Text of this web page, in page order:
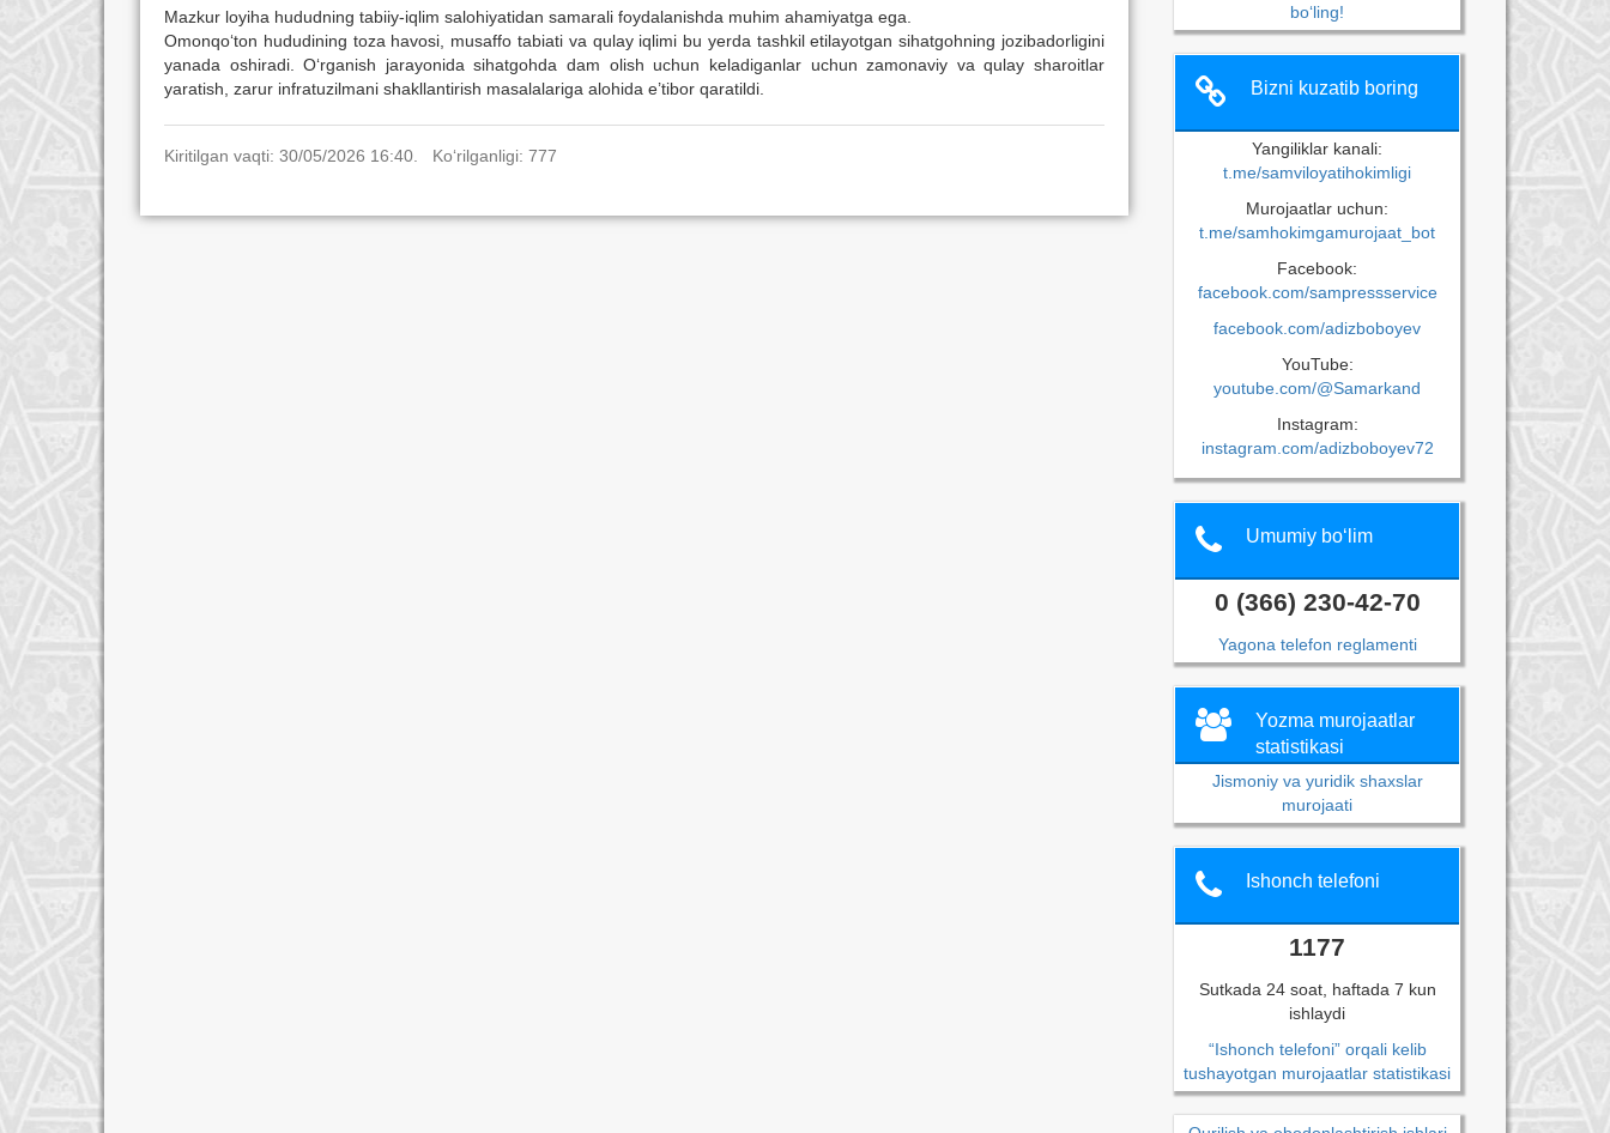
Mazkur loyiha hududning tabiiy-iqlim salohiyatidan samarali foydalanishda muhim ahamiyatga ega.
Omonqo‘ton hududining toza havosi, musaffo tabiati va qulay iqlimi bu yerda tashkil etilayotgan sihatgohning jozibadorligini
yanada oshiradi. O‘rganish jarayonida sihatgohda dam olish uchun keladiganlar uchun zamonaviy va qulay sharoitlar
yaratish, zarur infratuzilmani shakllantirish masalalariga alohida e’tibor qaratildi.
Kiritilgan vaqti: 30/05/2026 16:40. Ko‘rilganligi: 777
bo‘ling!
Bizni kuzatib boring
Yangiliklar kanali:
t.me/samviloyatihokimligi
Murojaatlar uchun:
t.me/samhokimgamurojaat_bot
Facebook:
facebook.com/sampressservice
facebook.com/adizboboyev
YouTube:
youtube.com/@Samarkand
Instagram:
instagram.com/adizboboyev72
Umumiy bo‘lim
0 (366) 230-42-70
Yagona telefon reglamenti
Yozma murojaatlar
statistikasi
Jismoniy va yuridik shaxslar
murojaati
Ishonch telefoni
1177
Sutkada 24 soat, haftada 7 kun
ishlaydi
“Ishonch telefoni” orqali kelib
tushayotgan murojaatlar statistikasi